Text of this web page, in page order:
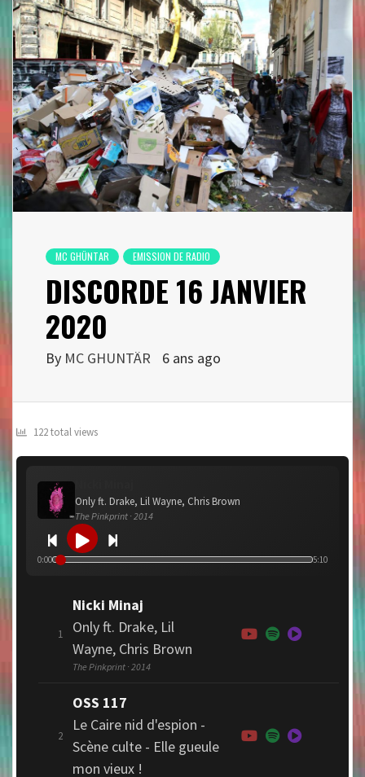
MC GHÜNTAR EMISSION DE RADIO
DISCORDE 16 JANVIER
2020
By MC GHUNTÄR 6 ans ago
122 total views
Only ft. Drake, Lil Wayne, Chris Brown
The Pinkprint · 2014
0:00 5:10
1
Nicki Minaj
Only ft. Drake, Lil
Wayne, Chris Brown
The Pinkprint · 2014
2
OSS 117
Le Caire nid d'espion -
Scène culte - Elle gueule
mon vieux !